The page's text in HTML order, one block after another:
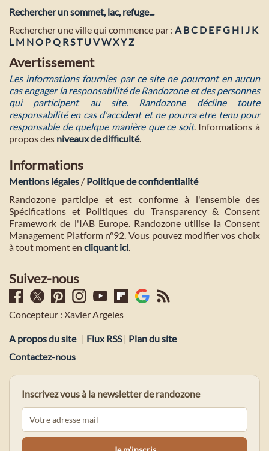
Rechercher un sommet, lac, refuge...
Rechercher une ville qui commence par : A BC D E FG H I J K
L M NO PQ RST U VWXYZ
Avertissement
Les informations fournies par ce site ne pourront en aucun
cas engager la responsabilité de Randozone et des personnes
qui participent au site. Randozone décline toute
responsabilité en cas d'accident et ne pourra etre tenu pour
responsable de quelque manière que ce soit. Informations à
propos des niveaux de difficulté.
Informations
Mentions légales / Politique de confidentialité
Randozone participe et est conforme à l'ensemble des
Spécifications et Politiques du Transparency & Consent
Framework de l'IAB Europe. Randozone utilise la Consent
Management Platform n°92. Vous pouvez modifier vos choix
à tout moment en cliquant ici.
Suivez-nous
Concepteur : Xavier Argeles
A propos du site | Flux RSS| Plan du site
Contactez-nous
Inscrivez vous à la newsletter de randozone